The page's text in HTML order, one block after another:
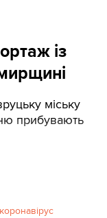
із
міську
прибувають
коронавірус